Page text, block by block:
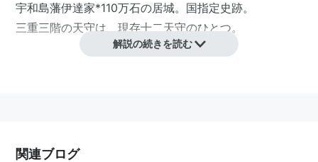
宇和島藩伊達家*110万石の居城。国指定史跡。
三重三階の天守は、現存十二天守のひとつ。
解説の続きを読む
関連ブログ